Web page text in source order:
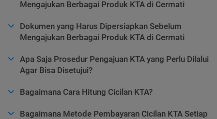
Mengajukan Berbagai Produk KTA di Cermati
Dokumen yang Harus Dipersiapkan Sebelum
Mengajukan Berbagai Produk KTA di Cermati
Apa Saja Prosedur Pengajuan KTA yang Perlu Dilalui
Agar Bisa Disetujui?
Bagaimana Cara Hitung Cicilan KTA?
Bagaimana Metode Pembayaran Cicilan KTA Setiap